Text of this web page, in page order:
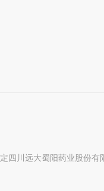
四川远大蜀阳药业股份有